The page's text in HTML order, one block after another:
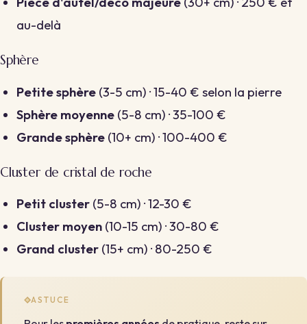
au-delà
Sphère
Petite sphère (3-5 cm) · 15-40 € selon la pierre
Sphère moyenne (5-8 cm) · 35-100 €
Grande sphère (10+ cm) · 100-400 €
Cluster de cristal de roche
Petit cluster (5-8 cm) · 12-30 €
Cluster moyen (10-15 cm) · 30-80 €
Grand cluster (15+ cm) · 80-250 €
ASTUCE